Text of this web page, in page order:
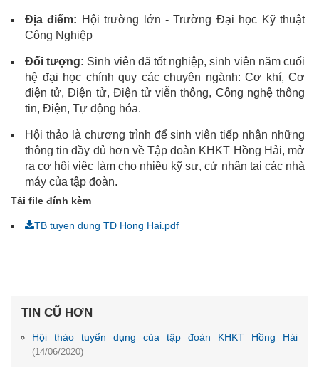
Địa điểm: Hội trường lớn - Trường Đại học Kỹ thuật
Công Nghiệp
Đối tượng: Sinh viên đã tốt nghiệp, sinh viên năm cuối
hệ đại học chính quy các chuyên ngành: Cơ khí, Cơ
điện tử, Điện tử, Điện tử viễn thông, Công nghệ thông
tin, Điện, Tự động hóa.
Hội thảo là chương trình để sinh viên tiếp nhận những
thông tin đầy đủ hơn về Tập đoàn KHKT Hồng Hải, mở
ra cơ hội việc làm cho nhiều kỹ sư, cử nhân tại các nhà
máy của tập đoàn.
Tải file đính kèm
TB tuyen dung TD Hong Hai.pdf
TIN CŨ HƠN
Hội thảo tuyển dụng của tập đoàn KHKT Hồng Hải
(14/06/2020)